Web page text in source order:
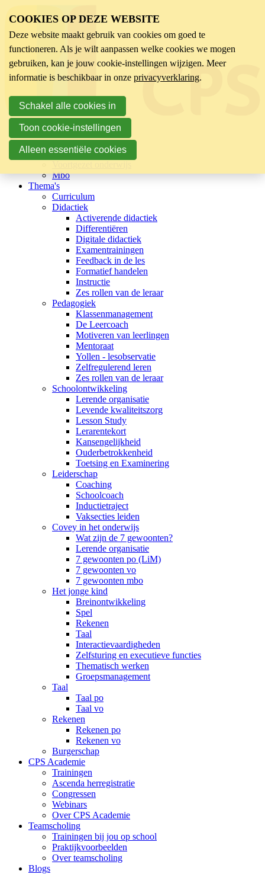
Sector
Kinderopvang
Basisonderwijs
Mbo
Thema's
Curriculum
Didactiek
Activerende didactiek
Differentiëren
Digitale didactiek
Examentrainingen
Feedback in de les
Formatief handelen
Instructie
Zes rollen van de leraar
Pedagogiek
Klassenmanagement
De Leercoach
Motiveren van leerlingen
Mentoraat
Yollen - lesobservatie
Zelfregulerend leren
Zes rollen van de leraar
Schoolontwikkeling
Lerende organisatie
Levende kwaliteitszorg
Lesson Study
Lerarentekort
Kansengelijkheid
Ouderbetrokkenheid
Toetsing en Examinering
Leiderschap
Coaching
Schoolcoach
Inductietraject
Vaksecties leiden
Covey in het onderwijs
Wat zijn de 7 gewoonten?
Lerende organisatie
7 gewoonten po (LiM)
7 gewoonten vo
7 gewoonten mbo
Het jonge kind
Breinontwikkeling
Spel
Rekenen
Taal
Interactievaardigheden
Zelfsturing en executieve functies
Thematisch werken
Groepsmanagement
Taal
Taal po
Taal vo
Rekenen
Rekenen po
Rekenen vo
Burgerschap
CPS Academie
Trainingen
Ascenda herregistratie
Congressen
Webinars
Over CPS Academie
Teamscholing
Trainingen bij jou op school
Praktijkvoorbeelden
Over teamscholing
Blogs
COOKIES OP DEZE WEBSITE
Deze website maakt gebruik van cookies om goed te
functioneren. Als je wilt aanpassen welke cookies we mogen
gebruiken, kan je jouw cookie-instellingen wijzigen. Meer
informatie is beschikbaar in onze privacyverklaring.
Schakel alle cookies in
Toon cookie-instellingen
Alleen essentiële cookies